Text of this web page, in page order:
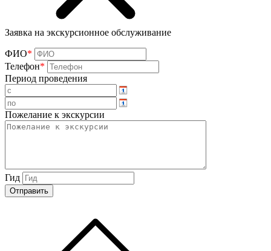
Заявка на экскурсионное обслуживание
ФИО*
Телефон*
Период проведения
Пожелание к экскурсии
Гид